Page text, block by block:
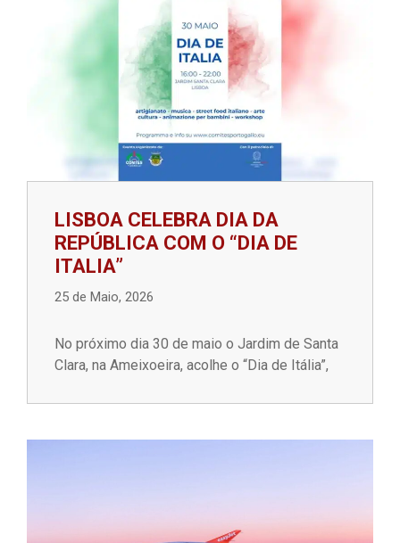
LISBOA CELEBRA DIA DA
REPÚBLICA COM O “DIA DE
ITALIA”
25 de Maio, 2026
No próximo dia 30 de maio o Jardim de Santa
Clara, na Ameixoeira, acolhe o “Dia de Itália”,